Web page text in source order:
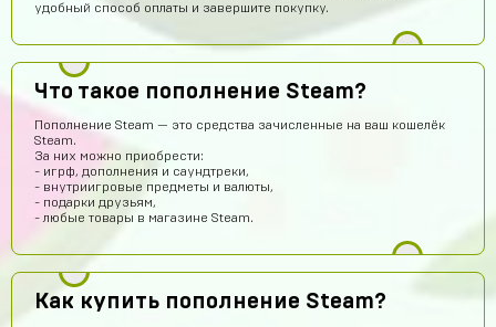
удобный способ оплаты и завершите покупку.
Что такое пополнение Steam?
Пополнение Steam — это средства зачисленные на ваш кошелёк
Steam.
За них можно приобрести:
- игрф, дополнения и саундтреки,
- внутриигровые предметы и валюты,
- подарки друзьям,
- любые товары в магазине Steam.
Как купить пополнение Steam?
Геннадий Быков
сайт топ рили ребят все работает не бойтесь
Ваня Романюк
Окей
Yaroslav Bulavintcev
Ку